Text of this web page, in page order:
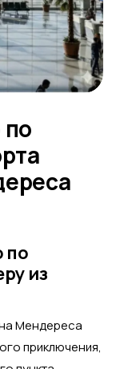
по
из
Мендереса
приключения,